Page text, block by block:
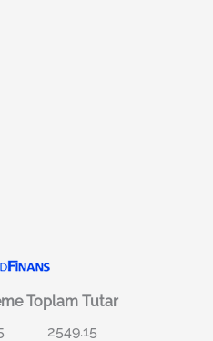
Toplam Tutar
2549.15